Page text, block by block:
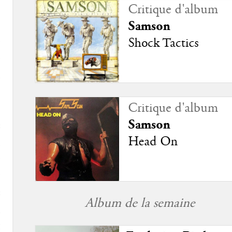
Critique d'album
Samson
Shock Tactics
Critique d'album
Samson
Head On
Album de la semaine